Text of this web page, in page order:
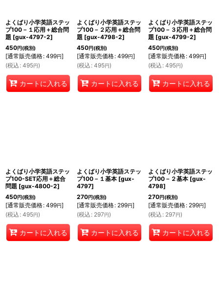
よくばり小学英語ステッ
プ100－１応用＋総合問
題 [gux-4797-2]
450円(税別)
[通常販売価格: 499円]
(税込 : 495円)
カートに入れる
よくばり小学英語ステッ
プ100－２応用＋総合問
題 [gux-4798-2]
450円(税別)
[通常販売価格: 499円]
(税込 : 495円)
カートに入れる
よくばり小学英語ステッ
プ100－３応用＋総合問
題 [gux-4799-2]
450円(税別)
[通常販売価格: 499円]
(税込 : 495円)
カートに入れる
よくばり小学英語ステッ
プ100-SET応用＋総合
問題 [gux-4800-2]
450円(税別)
[通常販売価格: 499円]
(税込 : 495円)
カートに入れる
よくばり小学英語ステッ
プ100－１基本 [gux-
4797]
270円(税別)
[通常販売価格: 299円]
(税込 : 297円)
カートに入れる
よくばり小学英語ステッ
プ100－２基本 [gux-
4798]
270円(税別)
[通常販売価格: 299円]
(税込 : 297円)
カートに入れる